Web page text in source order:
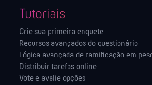
Tutoriais
Crie sua primeira enquete
Recursos avançados do questionário
Lógica avançada de ramificação em
Distribuir tarefas online
Vote e avalie opções